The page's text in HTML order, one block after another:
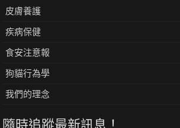
皮膚養護
疾病保健
食安注意報
狗貓行為學
我們的理念
隨時追蹤最新訊息！